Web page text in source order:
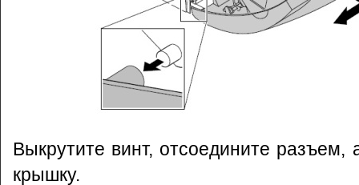
Выкрутите винт, отсоедините разъем,
крышку.